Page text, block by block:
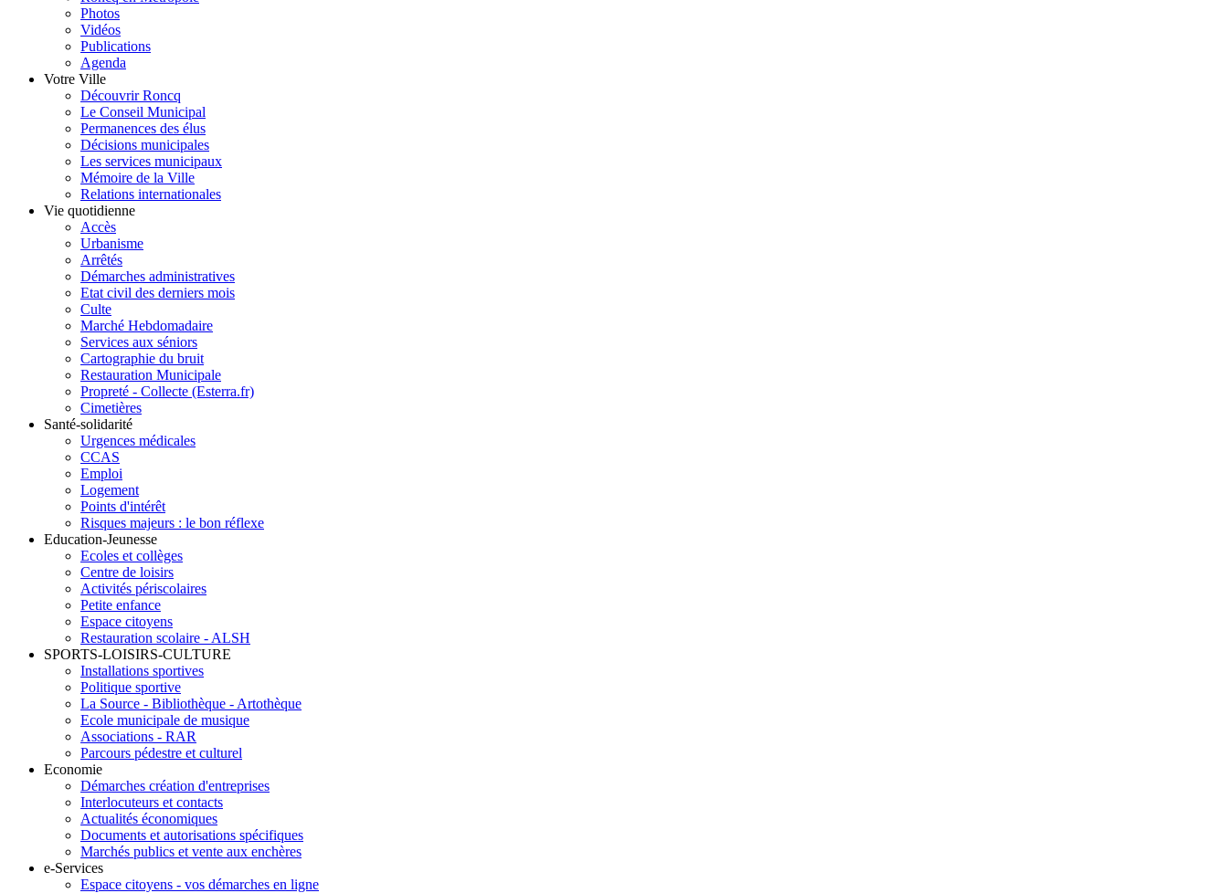
Photos
Vidéos
Publications
Agenda
Votre Ville
Découvrir Roncq
Le Conseil Municipal
Permanences des élus
Décisions municipales
Les services municipaux
Mémoire de la Ville
Relations internationales
Vie quotidienne
Accès
Urbanisme
Arrêtés
Démarches administratives
Etat civil des derniers mois
Culte
Marché Hebdomadaire
Services aux séniors
Cartographie du bruit
Restauration Municipale
Propreté - Collecte (Esterra.fr)
Cimetières
Santé-solidarité
Urgences médicales
CCAS
Emploi
Logement
Points d'intérêt
Risques majeurs : le bon réflexe
Education-Jeunesse
Ecoles et collèges
Centre de loisirs
Activités périscolaires
Petite enfance
Espace citoyens
Restauration scolaire - ALSH
SPORTS-LOISIRS-CULTURE
Installations sportives
Politique sportive
La Source - Bibliothèque - Artothèque
Ecole municipale de musique
Associations - RAR
Parcours pédestre et culturel
Economie
Démarches création d'entreprises
Interlocuteurs et contacts
Actualités économiques
Documents et autorisations spécifiques
Marchés publics et vente aux enchères
e-Services
Espace citoyens - vos démarches en ligne